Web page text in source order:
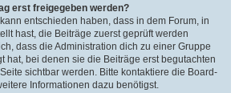
erst freigegeben werden?
entschieden haben, dass in dem Forum, in
hast, die Beiträge zuerst geprüft werden
dass die Administration dich zu einer Gruppe
hat, bei denen sie die Beiträge erst begutachten
sichtbar werden. Bitte kontaktiere die Board-
Informationen dazu benötigst.